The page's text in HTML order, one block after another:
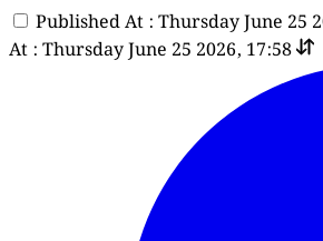
Published At : Thursday June 25
At : Thursday June 25 2026, 17:58